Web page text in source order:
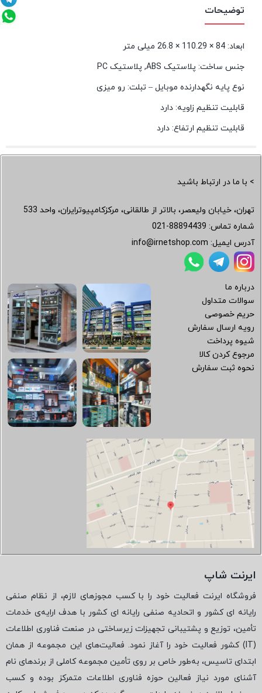
توضیحات
ابعاد: 84 × 110.29 × 26.8 میلی‌ متر
جنس ساخت: پلاستیک ABS, پلاستیک PC
نوع پایه نگهدارنده موبایل – تبلت: رو میزی
قابلیت تنظیم زاویه: دارد
قابلیت تنظیم ارتفاع: دارد
> با ما در ارتباط باشید
تهران، خیابان ولیعصر، بالاتر از طالقانی، مرکزکامپیوترایران، واحد 533
شماره تماس: 021-88894439
آدرس ایمیل: info@irnetshop.com
درباره ما
سوالات متداول
حریم خصوصی
رویه ارسال سفارش
شیوه پرداخت
مرجوع کردن کالا
نحوه ثبت سفارش
ایرنت شاپ
فروشگاه ایرنت فعالیت خود را با کسب مجوزهای لازم، از نظام صنفی
رایانه ای کشور و اتحادیه صنفی رایانه ای کشور با هدف ارایه‌ی خدمات
تأمین، توزیع و پشتیبانی تجهیزات زیرساختی در صنعت فناوری اطلاعات
(
IT) کشور فعالیت خود را آغاز نمود. فعالیت‌های این مجموعه از همان
ابتدای تاسیس، به‌طور خاص بر روی تأمین مجموعه کاملی از برندهای نام
آشنای مورد نیاز فعالین حوزه فناوری اطلاعات متمرکز بوده و کسب